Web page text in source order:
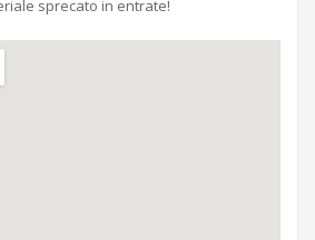
sprecato in entrate!